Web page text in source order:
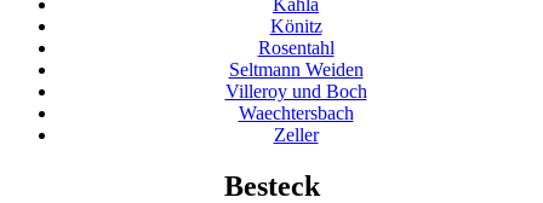
Könitz
Rosentahl
Seltmann Weiden
Villeroy und Boch
Waechtersbach
Zeller
Besteck